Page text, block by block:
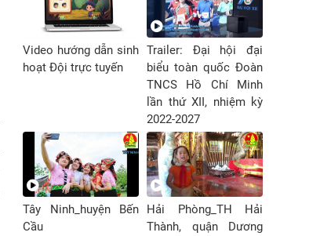
Video hướng dẫn sinh
hoạt Đội trực tuyến
Trailer: Đại hội đại
biểu toàn quốc Đoàn
TNCS Hồ Chí Minh
lần thứ XII, nhiệm kỳ
2022-2027
Tây Ninh_huyện Bến
Cầu
Hải Phòng_TH Hải
Thành, quận Dương